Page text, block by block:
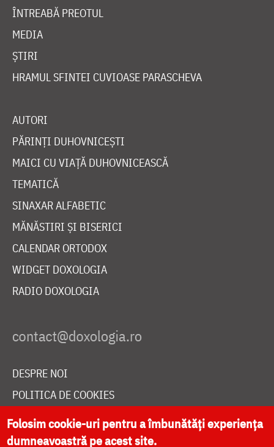
ÎNTREABĂ PREOTUL
MEDIA
ȘTIRI
HRAMUL SFINTEI CUVIOASE PARASCHEVA
AUTORI
PĂRINȚI DUHOVNICEȘTI
MAICI CU VIAȚĂ DUHOVNICEASCĂ
TEMATICĂ
SINAXAR ALFABETIC
MĂNĂSTIRI ȘI BISERICI
CALENDAR ORTODOX
WIDGET DOXOLOGIA
RADIO DOXOLOGIA
DESPRE NOI
POLITICA DE COOKIES
DONEAZĂ ONLINE PENTRU CATEDRALA NAȚIONALĂ
Folosim cookie-uri pentru a îmbunătăți experiența
dumneavoastră pe acest site.